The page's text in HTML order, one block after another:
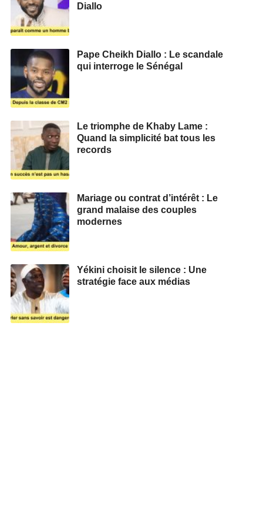
Diallo
Pape Cheikh Diallo : Le scandale
qui interroge le Sénégal
Le triomphe de Khaby Lame :
Quand la simplicité bat tous les
records
Mariage ou contrat d’intérêt : Le
grand malaise des couples
modernes
Yékini choisit le silence : Une
stratégie face aux médias